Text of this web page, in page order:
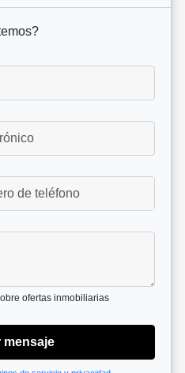
ofertas inmobiliarias
mensaje